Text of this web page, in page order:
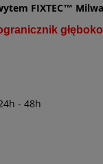
FIXTEC™
- 48h